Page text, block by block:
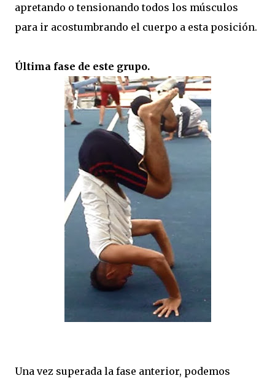
apretando o tensionando todos los músculos
para ir acostumbrando el cuerpo a esta posición.
Última fase de este grupo.
Una vez superada la fase anterior, podemos